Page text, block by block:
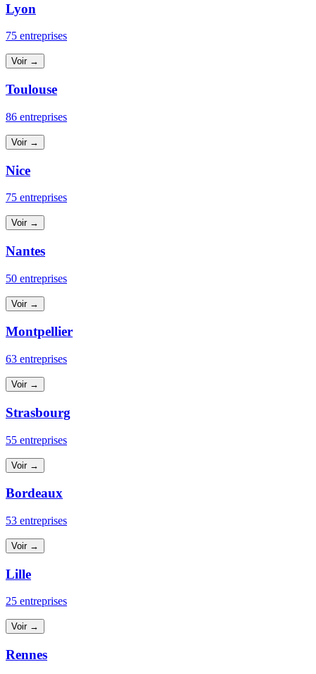
Lyon
75 entreprises
Voir →
Toulouse
86 entreprises
Voir →
Nice
75 entreprises
Voir →
Nantes
50 entreprises
Voir →
Montpellier
63 entreprises
Voir →
Strasbourg
55 entreprises
Voir →
Bordeaux
53 entreprises
Voir →
Lille
25 entreprises
Voir →
Rennes